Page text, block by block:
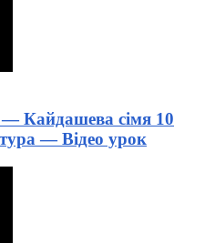
Кайдашева сімя 10
— Відео урок